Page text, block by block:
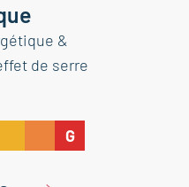
&
de serre
G